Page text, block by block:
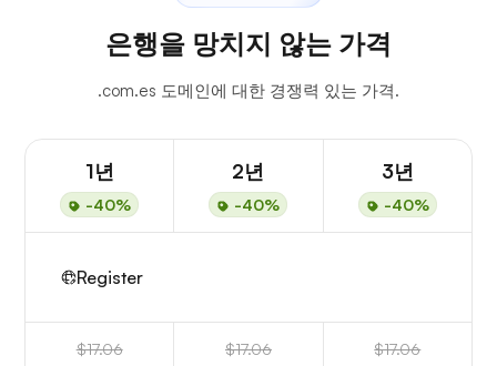
은행을 망치지 않는 가격
.com.es 도메인에 대한 경쟁력 있는 가격.
1년
-40%
2년
-40%
3년
-40%
Register
$17.06 $17.06 $17.06